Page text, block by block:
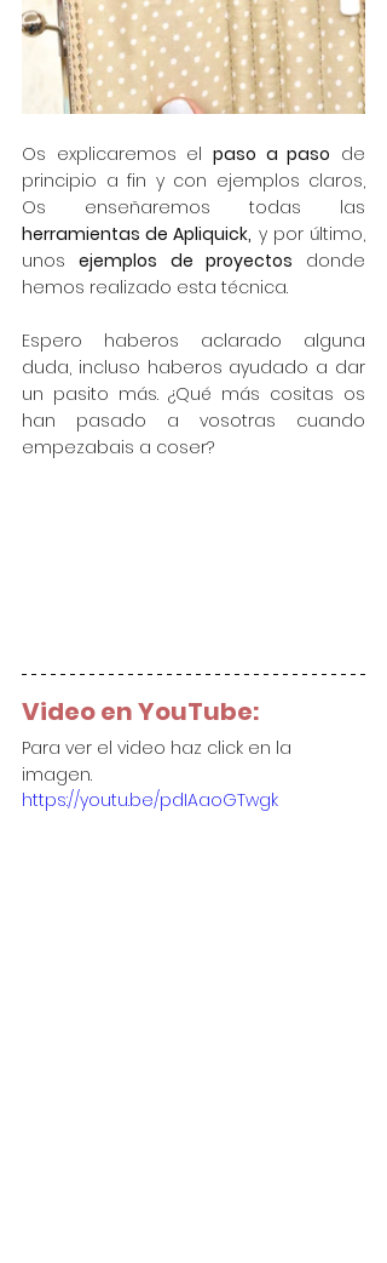
Os explicaremos el paso a paso de
principio a fin y con ejemplos claros,
herramientas de Apliquick, y por último,
unos ejemplos de proyectos donde
hemos realizado esta técnica.
Espero haberos aclarado alguna
duda, incluso haberos ayudado a dar
un pasito más. ¿Qué más cositas os
han pasado a vosotras cuando
empezabais a coser?
Video en YouTube:
Para ver el video haz click en la
imagen.
https://youtu.be/pdIAaoGTwgk